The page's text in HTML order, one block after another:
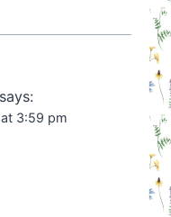
says:
3:59 pm